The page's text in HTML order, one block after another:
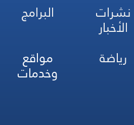
نشرات
الأخبار
البرامج
رياضة مواقع
وخدمات